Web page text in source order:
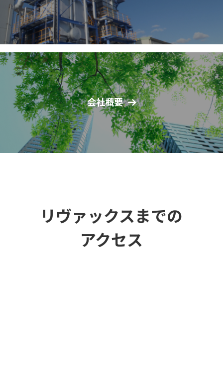
会社概要
リヴァックスまでの
アクセス